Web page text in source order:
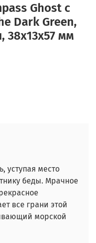
Ghost с
Dark Green,
38x13x57 мм
уступая место
беды. Мрачное
все грани этой
морской